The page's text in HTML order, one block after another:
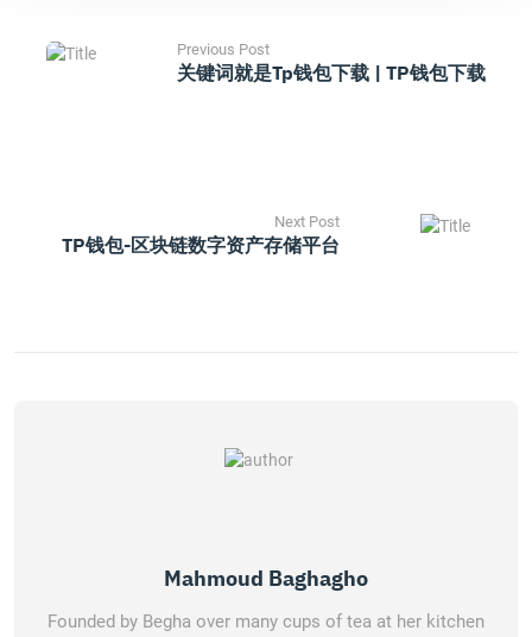
Previous Post
关键词就是tp钱包下载 | TP钱包下载
Next Post
TP钱包-区块链数字资产存储平台
Mahmoud Baghagho
Founded by Begha over many cups of tea at her kitchen